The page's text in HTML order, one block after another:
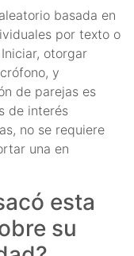
basada en
por texto o
otorgar
y
de parejas es
de interés
no se requiere
una en
esta
su